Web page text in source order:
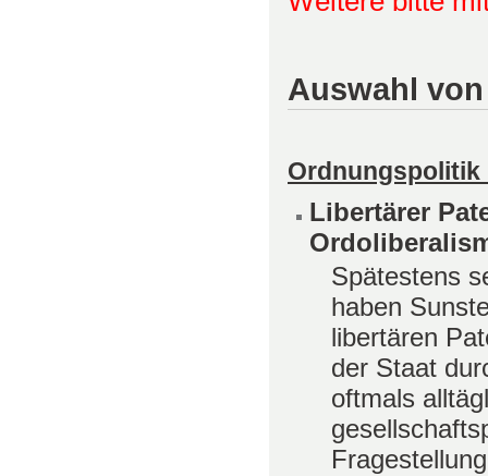
Auswahl
Ordnungspolitik
Libertärer
Spätestens
haben
libertären
der Staat
oftmals